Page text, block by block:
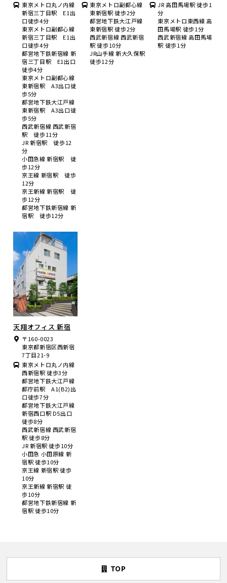
東京メトロ丸ノ内線
新宿三丁目駅 E1出
口徒歩4分
東京メトロ副都心線
新宿三丁目駅 E1出
口徒歩4分
都営地下鉄新宿線 新
宿三丁目駅 E1出口
徒歩4分
東京メトロ副都心線
東新宿駅 A3出口徒
歩5分
都営地下鉄大江戸線
東新宿駅 A3出口徒
歩5分
西武新宿線 西武新宿
駅 徒歩11分
JR 新宿駅 徒歩12
分
小田急線 新宿駅 徒
歩12分
京王線 新宿駅 徒歩
12分
京王新線 新宿駅 徒
歩12分
都営地下鉄新宿線 新
宿駅 徒歩12分
東京メトロ副都心線
東新宿駅 徒歩2分
都営地下鉄大江戸線
東新宿駅 徒歩2分
西武新宿線 西武新宿
駅 徒歩10分
JR山手線 新大久保駅
徒歩12分
JR 高田馬場駅 徒歩1
分
東京メトロ東西線 高
田馬場駅 徒歩1分
西武新宿線 高田馬場
駅 徒歩1分
天翔オフィス 新宿
〒160-0023
東京都新宿区西新宿
7丁目21-9
東京メトロ丸ノ内線
西新宿駅 徒歩3分
都営地下鉄大江戸線
都庁前駅 A1(B2)出
口徒歩7分
都営地下鉄大江戸線
新宿西口駅 D5出口
徒歩8分
西武新宿線 西武新宿
駅 徒歩8分
JR 新宿駅 徒歩10分
小田急 小田原線 新
宿駅 徒歩10分
京王線 新宿駅 徒歩
10分
京王新線 新宿駅 徒
歩10分
都営地下鉄新宿線 新
宿駅 徒歩10分
TOP